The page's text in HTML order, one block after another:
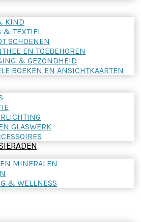
KIND
& TEXTIEL
SCHOENEN
EN TOEBEHOREN
& GEZONDHEID
BOEKEN EN ANSICHTKAARTEN
GLASWERK
MINERALEN
& WELLNESS